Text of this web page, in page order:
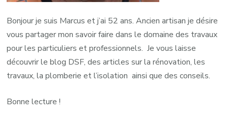
Bonjour je suis Marcus et j’ai 52 ans. Ancien artisan je désire
vous partager mon savoir faire dans le domaine des travaux
pour les particuliers et professionnels. Je vous laisse
découvrir le blog DSF, des articles sur la rénovation, les
travaux, la plomberie et l’isolation ainsi que des conseils.
Bonne lecture !